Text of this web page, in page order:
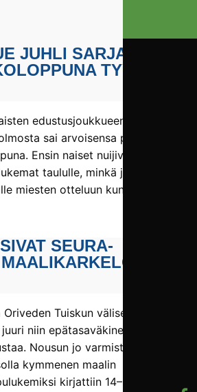
JUHLI SARJA­
TYYLILLÄ
edustusjoukkueen
sai arvoisensa päätöksen
Ensin naiset nuijivat Toijalassa
taululle, minkä jälkeen
miesten otteluun kunniavieraaksi.
SEURA­
Tuiskun välisestä
niin epätasaväkinen kuin
Nousun jo varmistanut TamU
kymmenen maalin
kirjattiin 14–0.